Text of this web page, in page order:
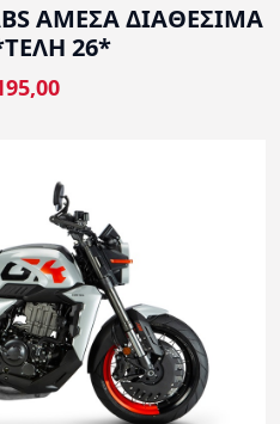
ΑΜΕΣΑ ΔΙΑΘΕΣΙΜΑ
26*